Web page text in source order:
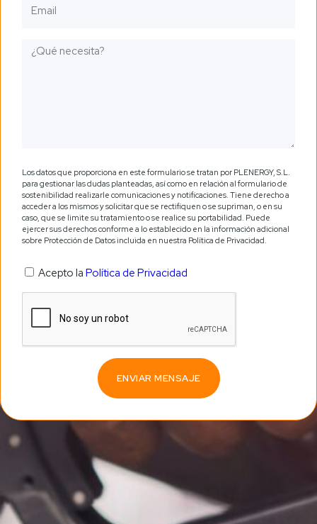
Los datos que proporciona en este formulario se tratan por PLENERGY, S.L.
para gestionar las dudas planteadas, así como en relación al formulario de
sostenibilidad realizarle comunicaciones y notificaciones. Tiene derecho a
acceder a los mismos y solicitar que se rectifiquen o se supriman, o en su
caso, que se limite su tratamiento o se realice su portabilidad. Puede
ejercer sus derechos conforme a lo establecido en la información adicional
sobre Protección de Datos incluida en nuestra Política de Privacidad.
Acepto la Política de Privacidad
ENVIAR MENSAJE